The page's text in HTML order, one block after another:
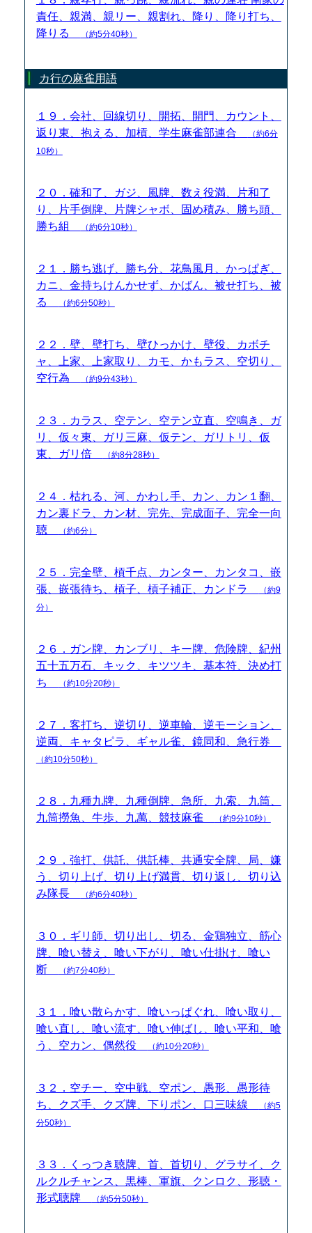
責任、親満、親リー、親割れ、降り、降り打ち、
降りる
（約5分40秒）
カ行の麻雀用語
１９．会社、回線切り、開拓、開門、カウント、
返り東、抱える、加槓、学生麻雀部連合
（約6分
10秒）
２０．確和了、ガジ、風牌、数え役満、片和了
り、片手倒牌、片牌シャボ、固め積み、勝ち頭、
勝ち組
（約6分10秒）
２１．勝ち逃げ、勝ち分、花鳥風月、かっぱぎ、
カニ、金持ちけんかせず、かばん、被せ打ち、被
る
（約6分50秒）
２２．壁、壁打ち、壁ひっかけ、壁役、カボチ
ャ、上家、上家取り、カモ、かもラス、空切り、
空行為
（約9分43秒）
２３．カラス、空テン、空テン立直、空鳴き、ガ
リ、仮々東、ガリ三麻、仮テン、ガリトリ、仮
東、ガリ倍
（約8分28秒）
２４．枯れる、河、かわし手、カン、カン１翻、
カン裏ドラ、カン材、完先、完成面子、完全一向
聴
（約6分）
２５．完全壁、槓千点、カンター、カンタコ、嵌
張、嵌張待ち、槓子、槓子補正、カンドラ
（約9
分）
２６．ガン牌、カンブリ、キー牌、危険牌、紀州
五十五万石、キック、キツツキ、基本符、決め打
ち
（約10分20秒）
２７．客打ち、逆切り、逆車輪、逆モーション、
逆両、キャタピラ、ギャル雀、鏡同和、急行券
（約10分50秒）
２８．九種九牌、九種倒牌、急所、九索、九筒、
九筒撈魚、牛歩、九萬、競技麻雀
（約9分10秒）
２９．強打、供託、供託棒、共通安全牌、局、嫌
う、切り上げ、切り上げ満貫、切り返し、切り込
み隊長
（約6分40秒）
３０．ギリ師、切り出し、切る、金鶏独立、筋心
牌、喰い替え、喰い下がり、喰い仕掛け、喰い
断
（約7分40秒）
３１．喰い散らかす、喰いっぱぐれ、喰い取り、
喰い直し、喰い流す、喰い伸ばし、喰い平和、喰
う、空カン、偶然役
（約10分20秒）
３２．空チー、空中戦、空ポン、愚形、愚形待
ち、クズ手、クズ牌、下りポン、口三味線
（約5
分50秒）
３３．くっつき聴牌、首、首切り、グラサイ、ク
ルクルチャンス、黒棒、軍旗、クンロク、形聴・
形式聴牌
（約5分50秒）